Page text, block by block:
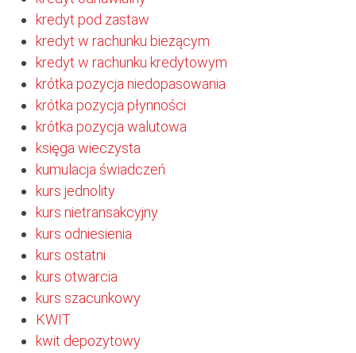
kredyt pod zastaw
kredyt w rachunku bieżącym
kredyt w rachunku kredytowym
krótka pozycja niedopasowania
krótka pozycja płynności
krótka pozycja walutowa
księga wieczysta
kumulacja świadczeń
kurs jednolity
kurs nietransakcyjny
kurs odniesienia
kurs ostatni
kurs otwarcia
kurs szacunkowy
KWIT
kwit depozytowy